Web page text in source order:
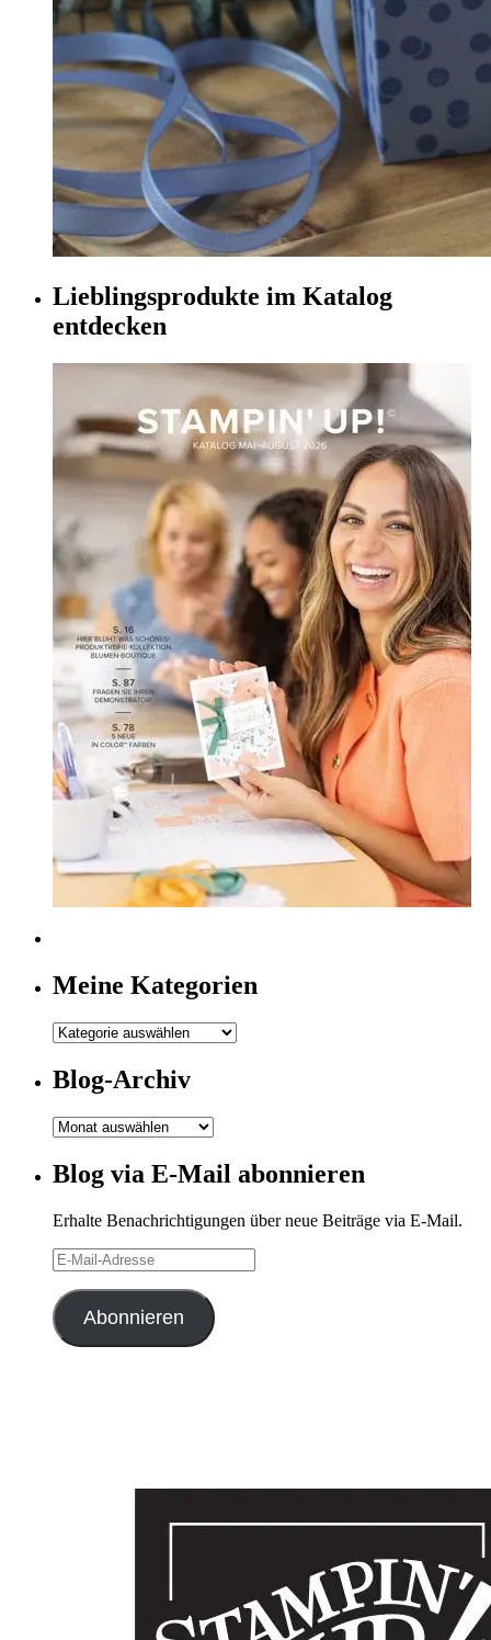
Lieblingsprodukte im Katalog
entdecken
Meine Kategorien
Meine
Blog-Archiv
Blog-
Blog via E-Mail abonnieren
Erhalte Benachrichtigungen über neue Beiträge via E-Mail.
E-
Mail-
Adresse
Abonnieren